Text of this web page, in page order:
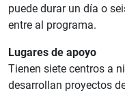
puede durar un día o
entre al programa.
Lugares de apoyo
Tienen siete centros a
desarrollan proyectos